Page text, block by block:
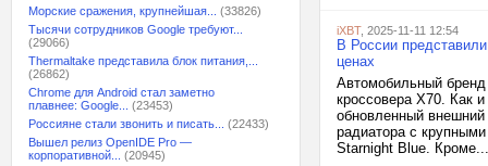
Морские сражения, крупнейшая...
(33826)
Тысячи сотрудников Google требуют...
(29066)
Thermaltake представила блок питания,...
(26862)
Chrome для Android стал заметно
плавнее: Google...
(23453)
Россияне стали звонить и писать...
(22433)
Вышел релиз OpenIDE Pro —
корпоративной...
(20945)
iXBT, 2025-11-11 12:54
В России
ценах
Автомобильный бренд
кроссовера X70. Как
обновленный внешний
радиатора с
Starnight Blue. Кроме...